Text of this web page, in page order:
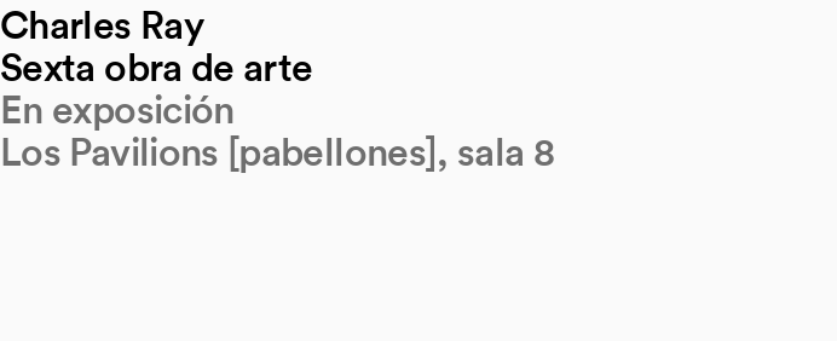
Charles Ray
Sexta obra de arte
En exposición
Los Pavilions [pabellones], sala 8